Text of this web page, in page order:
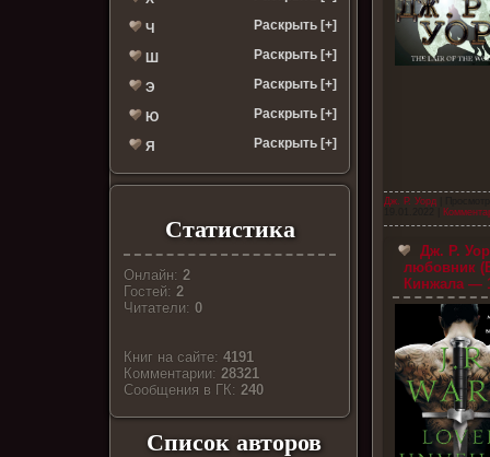
Ч Раскрыть [+]
Ш Раскрыть [+]
Э Раскрыть [+]
Ю Раскрыть [+]
Я Раскрыть [+]
Статистика
Онлайн:2
Гостей:2
Читатели:0
Книг на сайте:4191
Комментарии:28321
Cообщения в ГК:240
Список авторов
Дж. Р. Уорд
Дж. Р.
любовник
Кинжала —